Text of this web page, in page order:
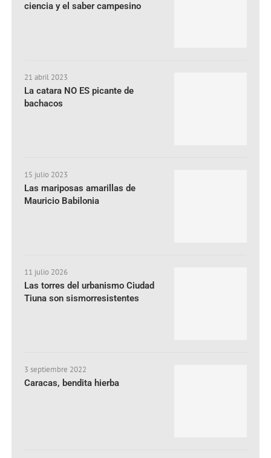
ciencia y el saber campesino
21 abril 2023
La catara NO ES picante de
bachacos
15 julio 2023
Las mariposas amarillas de
Mauricio Babilonia
11 julio 2026
Las torres del urbanismo Ciudad
Tiuna son sismorresistentes
3 septiembre 2022
Caracas, bendita hierba